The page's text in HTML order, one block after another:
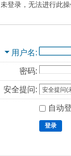
登录，无法进行此
用户名
密码:
安全提问:
自动
登录